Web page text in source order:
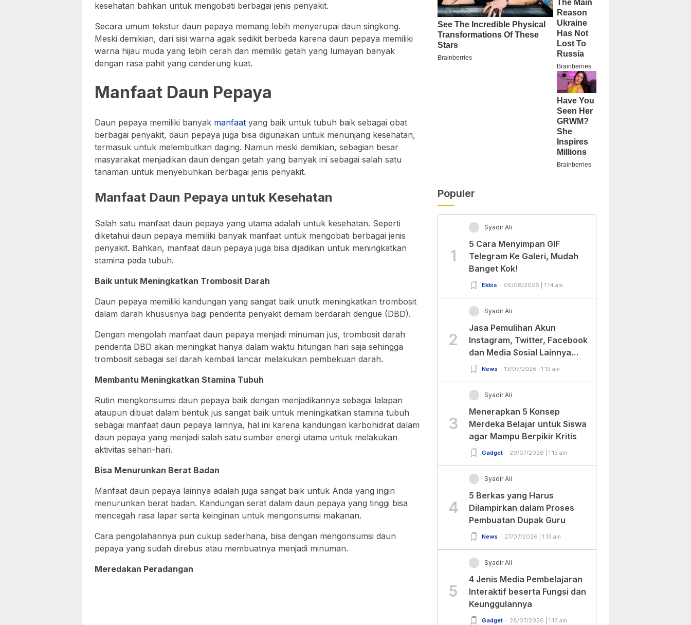
kesehatan bahkan untuk mengobati berbagai jenis penyakit.
Secara umum tekstur daun pepaya memang lebih menyerupai daun singkong.
Meski demikian, dari sisi warna agak sedikit berbeda karena daun pepaya memiliki
warna hijau muda yang lebih cerah dan memiliki getah yang lumayan banyak
dengan rasa pahit yang cenderung kuat.
Manfaat Daun Pepaya
Daun pepaya memiliki banyak manfaat yang baik untuk tubuh baik sebagai obat
berbagai penyakit, daun pepaya juga bisa digunakan untuk menunjang kesehatan,
termasuk untuk melembutkan daging. Namun meski demikian, sebagian besar
masyarakat menjadikan daun dengan getah yang banyak ini sebagai salah satu
tanaman untuk menyebuhkan berbagai jenis penyakit.
Manfaat Daun Pepaya untuk Kesehatan
Salah satu manfaat daun pepaya yang utama adalah untuk kesehatan. Seperti
diketahui daun pepaya memiliki banyak manfaat untuk mengobati berbagai jenis
penyakit. Bahkan, manfaat daun pepaya juga bisa dijadikan untuk meningkatkan
stamina pada tubuh.
Baik untuk Meningkatkan Trombosit Darah
Daun pepaya memiliki kandungan yang sangat baik unutk meningkatkan trombosit
dalam darah khususnya bagi penderita penyakit demam berdarah dengue (DBD).
Dengan mengolah manfaat daun pepaya menjadi minuman jus, trombosit darah
penderita DBD akan meningkat hanya dalam waktu hitungan hari saja sehingga
trombosit sebagai sel darah kembali lancar melakukan pembekuan darah.
Membantu Meningkatkan Stamina Tubuh
Rutin mengkonsumsi daun pepaya baik dengan menjadikannya sebagai lalapan
ataupun dibuat dalam bentuk jus sangat baik untuk meningkatkan stamina tubuh
sebagai manfaat daun pepaya lainnya, hal ini karena kandungan karbohidrat dalam
daun pepaya yang menjadi salah satu sumber energi utama untuk melakukan
aktivitas sehari-hari.
Bisa Menurunkan Berat Badan
Manfaat daun pepaya lainnya adalah juga sangat baik untuk Anda yang ingin
menurunkan berat badan. Kandungan serat dalam daun pepaya yang tinggi bisa
mencegah rasa lapar serta keinginan untuk mengonsumsi makanan.
Cara pengolahannya pun cukup sederhana, bisa dengan mengonsumsi daun
pepaya yang sudah direbus atau membuatnya menjadi minuman.
Meredakan Peradangan
Populer
1
Syadir Ali
5 Cara Menyimpan GIF
Telegram Ke Galeri, Mudah
Banget Kok!
Ekbis 05/08/2026 | 1:14 am
2
Syadir Ali
Jasa Pemulihan Akun
Instagram, Twitter, Facebook
dan Media Sosial Lainnya
(Update Terbaru 2022)
News 13/07/2026 | 1:13 am
3
Syadir Ali
Menerapkan 5 Konsep
Merdeka Belajar untuk Siswa
agar Mampu Berpikir Kritis
Gadget 29/07/2026 | 1:13 am
4
Syadir Ali
5 Berkas yang Harus
Dilampirkan dalam Proses
Pembuatan Dupak Guru
News 27/07/2026 | 1:13 am
5
Syadir Ali
4 Jenis Media Pembelajaran
Interaktif beserta Fungsi dan
Keunggulannya
Gadget 28/07/2026 | 1:13 am